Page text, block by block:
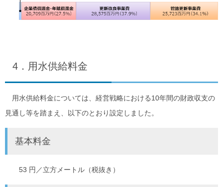
4．用水供給料金
用水供給料金については、経営戦略における10年間の財政収支の
見通し等を踏まえ、以下のとおり設定しました。
基本料金
53 円／立方メートル（税抜き）